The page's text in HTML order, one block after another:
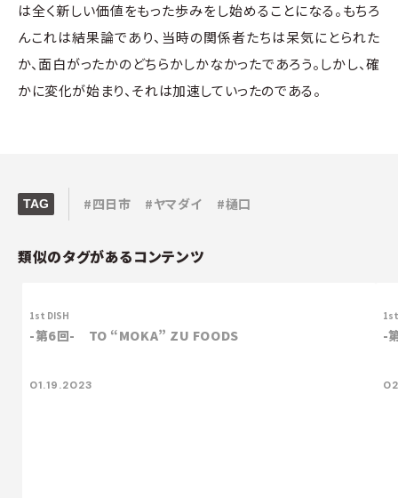
は全く新しい価値をもった歩みをし始めることになる。もちろ
んこれは結果論であり、当時の関係者たちは呆気にとられた
か、面白がったかのどちらかしかなかったであろう。しかし、確
かに変化が始まり、それは加速していったのである。
TAG #四日市 #ヤマダイ #樋口
類似のタグがあるコンテンツ
1st DISH
-第6回- TO “MOKA” ZU FOODS
01.19.2023
-